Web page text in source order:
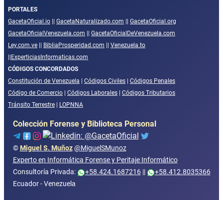
PORTALES
GacetaOficial.io || GacetaNaturalizado.com || GacetaOficial.org
GacetaOficialVenezuela.com || GacetaOficialDeVenezuela.com
Ley.com.ve || BibliaProsperidad.com || Venezuela.to
||ExperticiasInformaticas.com
CÓDIGOS CONCORDADOS
Constitución de Venezuela | Códigos Civiles | Códigos Penales
Código de Comercio | Códigos Laborales | Códigos Tributarios
Tránsito Terrestre | LOPNNA
Colección Forense y Biblioteca Personal
©Miguel S. Muñoz @MiguelSMunoz
Experto en Informática Forense y Peritaje Informático
Consultoría Privada:
+58.424.1687216||
+58.412.8035366
Ecuador - Venezuela